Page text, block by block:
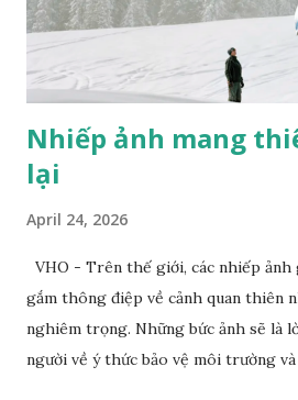
Nhiếp ảnh mang
lại
April 24, 2026
VHO - Trên thế giới, các nhiếp ảnh
gắm thông điệp về cảnh quan thiên
nghiêm trọng. Những bức ảnh sẽ là
người về ý thức bảo vệ môi trường